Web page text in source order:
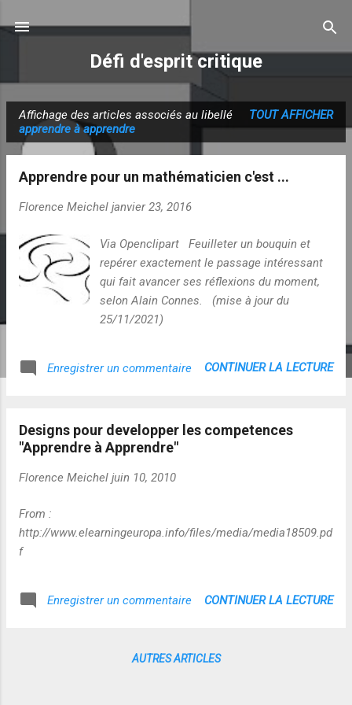
Défi d'esprit critique
r
Affichage des articles associés au libellé
apprendre à apprendre
TOUT AFFICHER
Apprendre pour un mathématicien c'est ...
Florence Meichel janvier 23, 2016
Via Openclipart Feuilleter un bouquin et
repérer exactement le passage intéressant
qui fait avancer ses réflexions du moment,
selon Alain Connes. (mise à jour du
25/11/2021)
Enregistrer un commentaire CONTINUER LA LECTURE
Designs pour developper les competences
"Apprendre à Apprendre"
Florence Meichel juin 10, 2010
From :
http://www.elearningeuropa.info/files/media/media18509.pd
f
Enregistrer un commentaire CONTINUER LA LECTURE
AUTRES ARTICLES